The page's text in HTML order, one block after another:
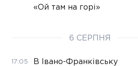
«Ой там на горі»
6 СЕРПНЯ
17:05
В Івано-Франківську